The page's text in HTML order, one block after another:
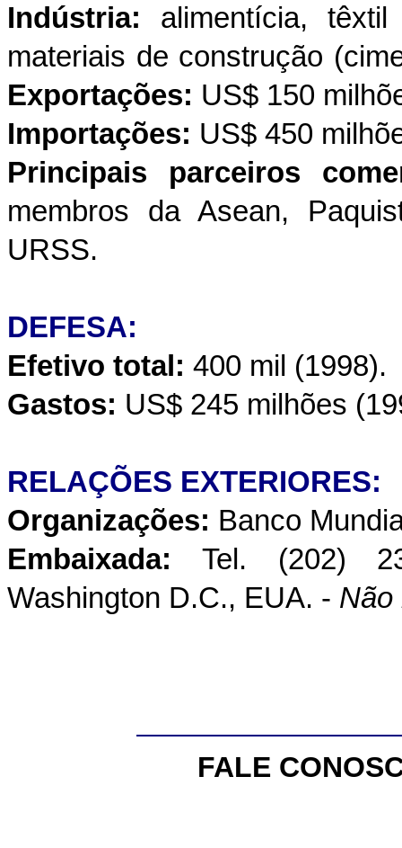
Indústria: alimentícia,
materiais de construção
Exportações: US$ 150
Importações: US$ 450
Principais parceiros
membros da Asean,
URSS.
DEFESA:
Efetivo total: 400 mil (1998).
Gastos: US$ 245 milhões
RELAÇÕES EXTERIORES:
Organizações: Banco
Embaixada:Tel. (202)
Washington D.C., EUA. - Não
FALE